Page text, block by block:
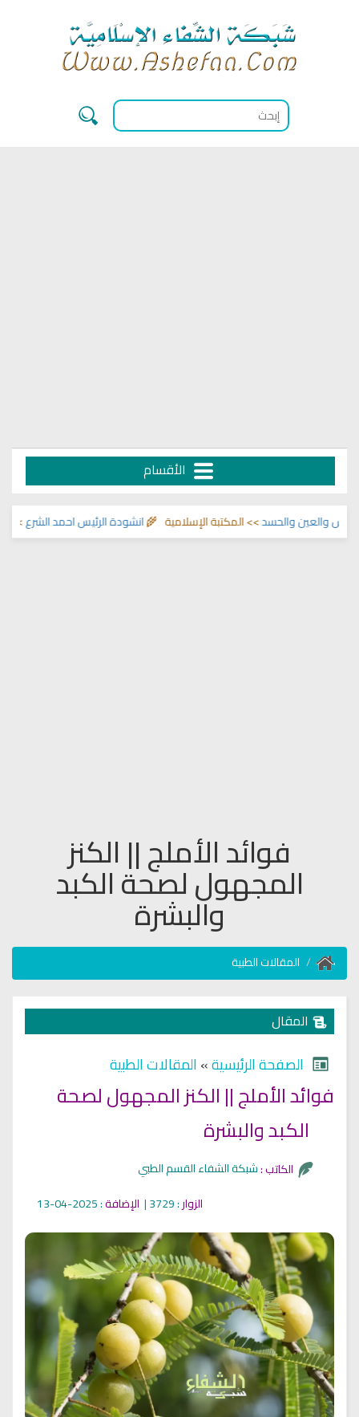
الأقسام
انشودة الرئيس احمد الشرع>> اناشيد والحسد>> المكتبة الإسلامية 🌾
فوائد الأملج || الكنز
المجهول لصحة الكبد
والبشرة
المقالات الطبية
المقال
الصفحة الرئيسية»المقالات الطبية
فوائد الأملج || الكنز المجهول لصحة
الكاتب :
الزوار: 3729 | الإضافة: 2025-04-13